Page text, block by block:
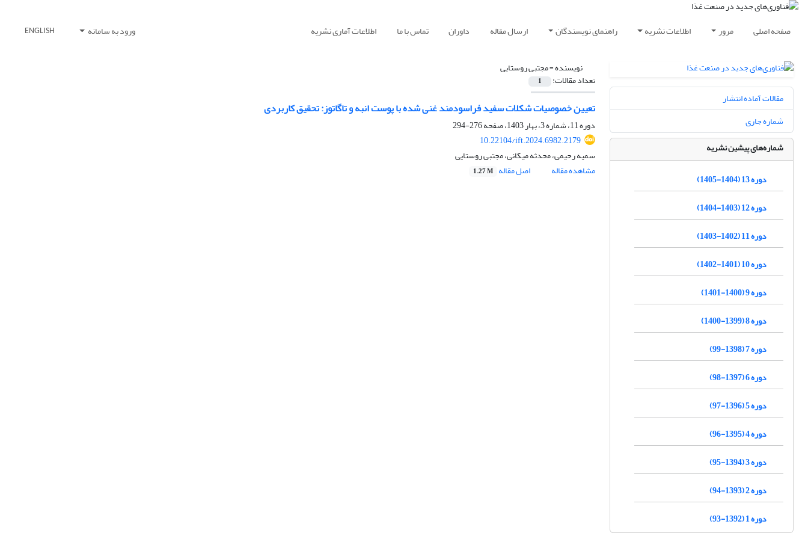
صفحه اصلی مرور اطلاعات نشریه راهنمای نویسندگان ارسال مقاله داوران تماس با ما اطلاعات آماری نشریه ورود به سامانه ENGLISH
نویسنده =مجتبی روستایی
تعداد مقالات: 1
تعیین خصوصیات شکلات سفید فراسودمند غنی شده با پوست انبه و تاگاتوز: تحقیق کاربردی
دوره 11، شماره 3، بهار 1403، صفحه
276-294
10.22104/ift.2024.6982.2179
سمیه رحیمی، محدثه میکانی، مجتبی روستایی
مشاهده مقاله
اصل مقاله 1.27 M
مقالات آماده انتشار
شماره جاری
شماره‌های پیشین نشریه
دوره 13 (1404-1405)
دوره 12 (1403-1404)
دوره 11 (1402-1403)
دوره 10 (1401-1402)
دوره 9 (1400-1401)
دوره 8 (1399-1400)
دوره 7 (1398-99)
دوره 6 (1397-98)
دوره 5 (1396-97)
دوره 4 (1395-96)
دوره 3 (1394-95)
دوره 2 (1393-94)
دوره 1 (1392-93)